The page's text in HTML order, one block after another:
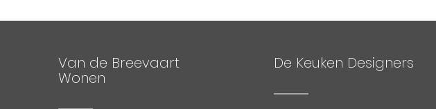
Van de Breevaart
Wonen
De Keuken Designers